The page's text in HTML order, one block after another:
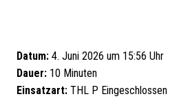
Datum: 4. Juni 2026 um 15:56 Uhr
Dauer: 10 Minuten
Einsatzart: THL P Eingeschlossen